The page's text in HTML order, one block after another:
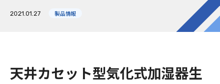
2021.01.27 製品情報
天井カセット型気化式加湿器生